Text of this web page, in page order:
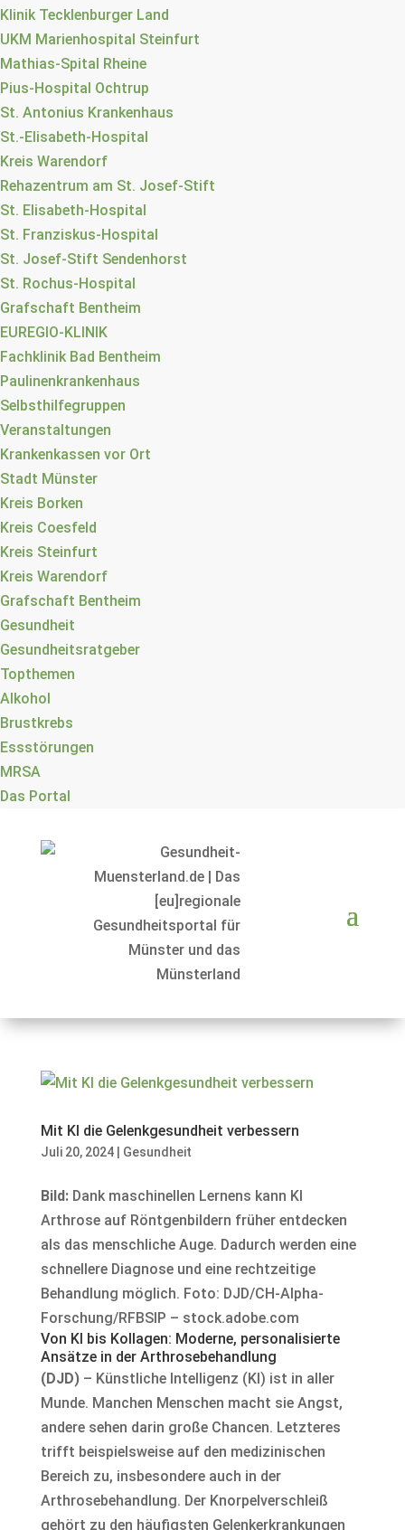
Klinik Tecklenburger Land
UKM Marienhospital Steinfurt
Mathias-Spital Rheine
Pius-Hospital Ochtrup
St. Antonius Krankenhaus
St.-Elisabeth-Hospital
Kreis Warendorf
Rehazentrum am St. Josef-Stift
St. Elisabeth-Hospital
St. Franziskus-Hospital
St. Josef-Stift Sendenhorst
St. Rochus-Hospital
Grafschaft Bentheim
EUREGIO-KLINIK
Fachklinik Bad Bentheim
Paulinenkrankenhaus
Selbsthilfegruppen
Veranstaltungen
Krankenkassen vor Ort
Stadt Münster
Kreis Borken
Kreis Coesfeld
Kreis Steinfurt
Kreis Warendorf
Grafschaft Bentheim
Gesundheit
Gesundheitsratgeber
Topthemen
Alkohol
Brustkrebs
Essstörungen
MRSA
Das Portal
Mit KI die Gelenkgesundheit verbessern
Juli 20, 2024| Gesundheit
Bild:Dank maschinellen Lernens kann KI
Arthrose auf Röntgenbildern früher entdecken
als das menschliche Auge. Dadurch werden eine
schnellere Diagnose und eine rechtzeitige
Behandlung möglich. Foto: DJD/CH-Alpha-
Forschung/RFBSIP – stock.adobe.com
Von KI bis Kollagen: Moderne, personalisierte
Ansätze in der Arthrosebehandlung
(DJD)– Künstliche Intelligenz (KI) ist in aller
Munde. Manchen Menschen macht sie Angst,
andere sehen darin große Chancen. Letzteres
trifft beispielsweise auf den medizinischen
Bereich zu, insbesondere auch in der
Arthrosebehandlung. Der Knorpelverschleiß
gehört zu den häufigsten Gelenkerkrankungen